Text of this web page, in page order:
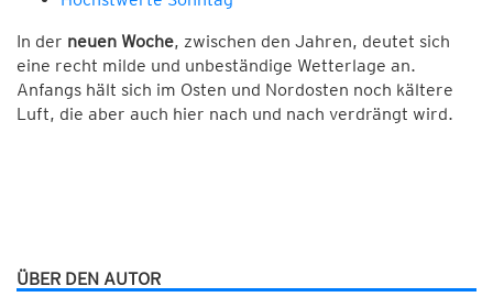
In der neuen Woche, zwischen den Jahren, deutet sich
eine recht milde und unbeständige Wetterlage an.
Anfangs hält sich im Osten und Nordosten noch kältere
Luft, die aber auch hier nach und nach verdrängt wird.
ÜBER DEN AUTOR